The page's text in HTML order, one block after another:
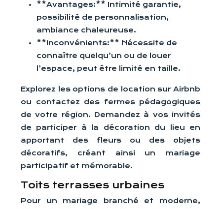
**Avantages:** Intimité garantie,
possibilité de personnalisation,
ambiance chaleureuse.
**Inconvénients:** Nécessite de
connaître quelqu’un ou de louer
l’espace, peut être limité en taille.
Explorez les options de location sur Airbnb
ou contactez des fermes pédagogiques
de votre région. Demandez à vos invités
de participer à la décoration du lieu en
apportant des fleurs ou des objets
décoratifs, créant ainsi un mariage
participatif et mémorable.
Toits terrasses urbaines
Pour un mariage branché et moderne,